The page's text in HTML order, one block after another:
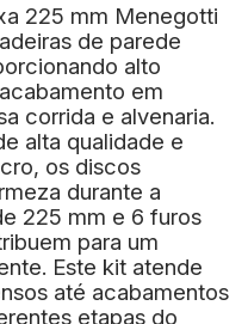
225 mm Menegotti
de parede
alto
em
corrida e alvenaria.
alta qualidade e
os discos
durante a
225 mm e 6 furos
para um
Este kit atende
até acabamentos
etapas do